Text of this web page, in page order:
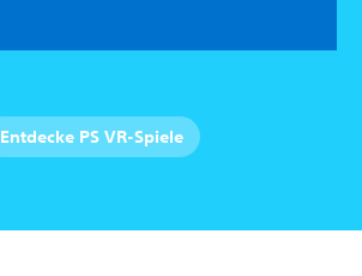
Entdecke PS VR-Spiele